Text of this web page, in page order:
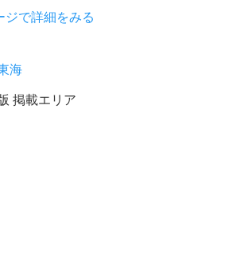
で詳細をみる
海
掲載エリア